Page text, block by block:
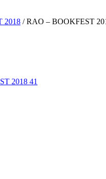
2018 / RAO – BOOKFEST